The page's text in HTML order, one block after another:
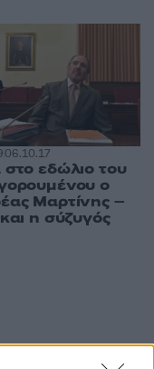
06.10.17
εδώλιο του
ο
Μαρτίνης –
η σύζυγός